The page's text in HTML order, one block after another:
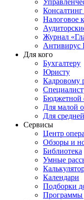
Налоговое
Журнал
Антивирус
Для кого
Бухгалтеру
Юристу
Кадровому
Бюджетной
Для малой
Для
Сервисы
Центр
Обзоры и
Библиотека
Умные
Календари
Подборки
Программы